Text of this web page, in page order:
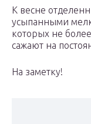
К весне
усыпанными
которых не
сажают на
На заметку!